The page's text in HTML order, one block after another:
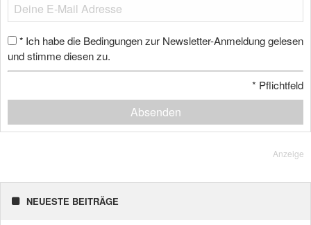
* Ich habe die Bedingungen zur Newsletter-Anmeldung gelesen
und stimme diesen zu.
* Pflichtfeld
Absenden
Anzeige
NEUESTE BEITRÄGE